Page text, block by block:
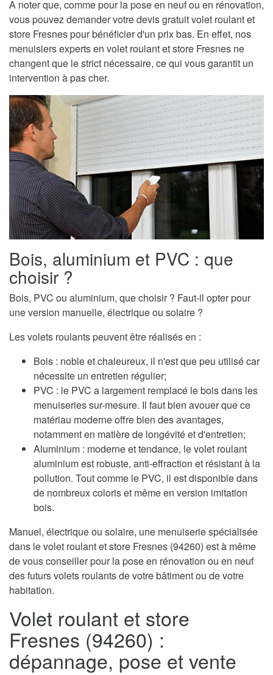
A noter que, comme pour la pose en neuf ou en rénovation,
vous pouvez demander votre devis gratuit volet roulant et
store Fresnes pour bénéficier d'un prix bas. En effet, nos
menuisiers experts en volet roulant et store Fresnes ne
changent que le strict nécessaire, ce qui vous garantit un
intervention à pas cher.
Bois, aluminium et PVC : que
choisir ?
Bois, PVC ou aluminium, que choisir ? Faut-il opter pour
une version manuelle, électrique ou solaire ?
Les volets roulants peuvent être réalisés en :
Bois : noble et chaleureux, il n'est que peu utilisé car
nécessite un entretien régulier;
PVC : le PVC a largement remplacé le bois dans les
menuiseries sur-mesure. Il faut bien avouer que ce
matériau moderne offre bien des avantages,
notamment en matière de longévité et d'entretien;
Aluminium : moderne et tendance, le volet roulant
aluminium est robuste, anti-effraction et résistant à la
pollution. Tout comme le PVC, il est disponible dans
de nombreux coloris et même en version imitation
bois.
Manuel, électrique ou solaire, une menuiserie spécialisée
dans le volet roulant et store Fresnes (94260) est à même
de vous conseiller pour la pose en rénovation ou en neuf
des futurs volets roulants de votre bâtiment ou de votre
habitation.
Volet roulant et store
Fresnes (94260) :
dépannage, pose et vente